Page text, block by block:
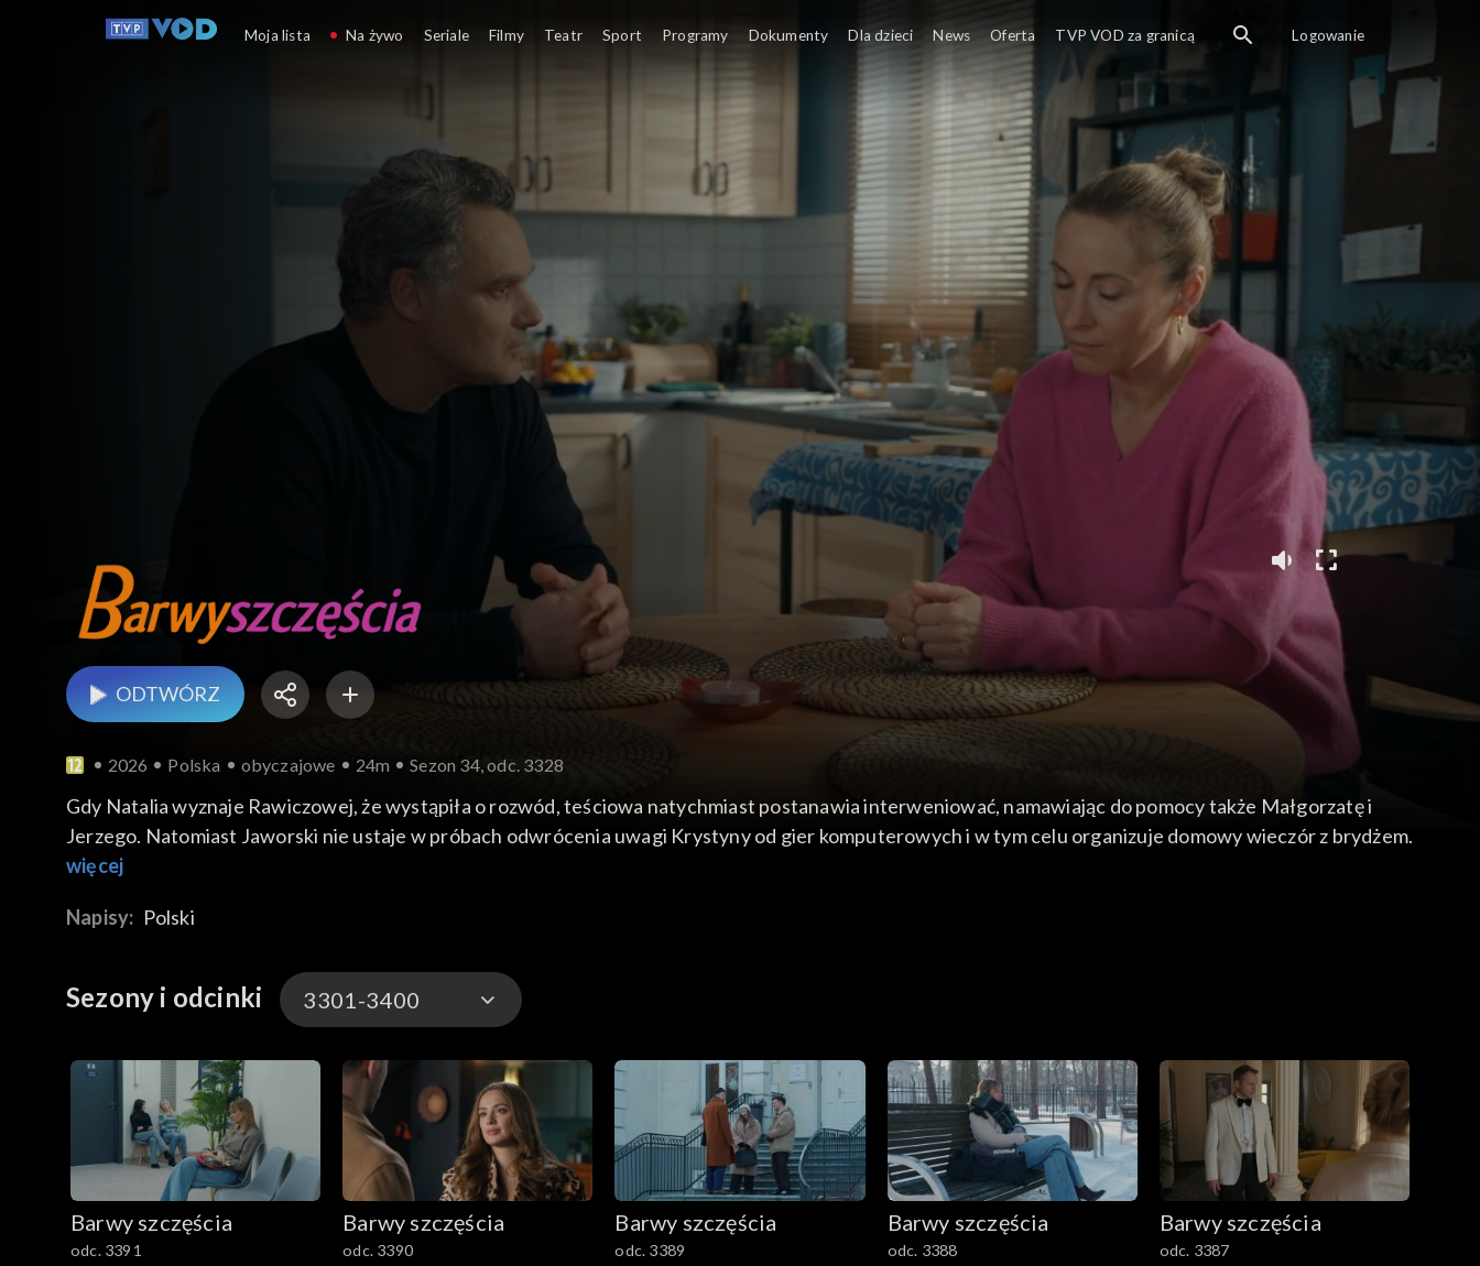
ODTWÓRZ
2026 Polska obyczajowe 24m Sezon 34, odc. 3328
Gdy Natalia wyznaje Rawiczowej, że wystąpiła o rozwód, teściowa natychmiast postanawia interweniować, namawiając do pomocy także Małgorzatę i
Jerzego. Natomiast Jaworski nie ustaje w próbach odwrócenia uwagi Krystyny od gier komputerowych i w tym celu organizuje domowy wieczór z brydżem.
więcej
Napisy: Polski
Sezony i odcinki 3301-3400
3301-3400
3201-3300
3101-3200
3001-3100
Barwy szczęścia
odc. 3391
Barwy szczęścia
odc. 3390
Barwy szczęścia
odc. 3389
Barwy szczęścia
odc. 3388
Barwy szczęścia
odc. 3387
Moja lista Na żywo Seriale Filmy Teatr Sport Programy Dokumenty Dla dzieci News Oferta TVP VOD za granicą Logowanie